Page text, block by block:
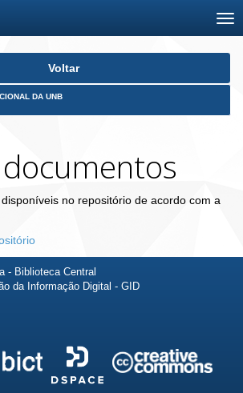
Voltar
DA UNB
no repositório de acordo com a
- Biblioteca Central
da Informação Digital - GID